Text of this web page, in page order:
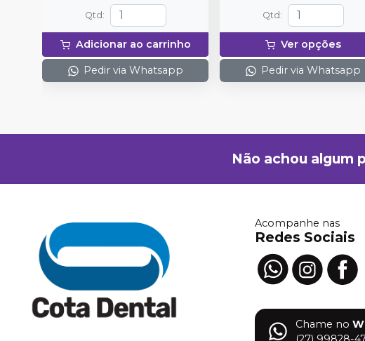
Qtd :
Adicionar ao carrinho
Pedir via Whatsapp
Qtd :
Ver opções
Pedir via Whatsapp
Não achou algum
Acompanhe nas
Redes Sociais
Chame no